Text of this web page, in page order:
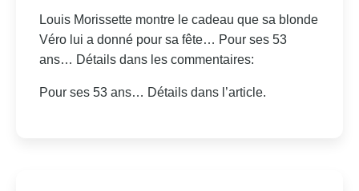
Louis Morissette montre le cadeau que sa blonde
Véro lui a donné pour sa fête… Pour ses 53
ans… Détails dans les commentaires:
Pour ses 53 ans… Détails dans l’article.